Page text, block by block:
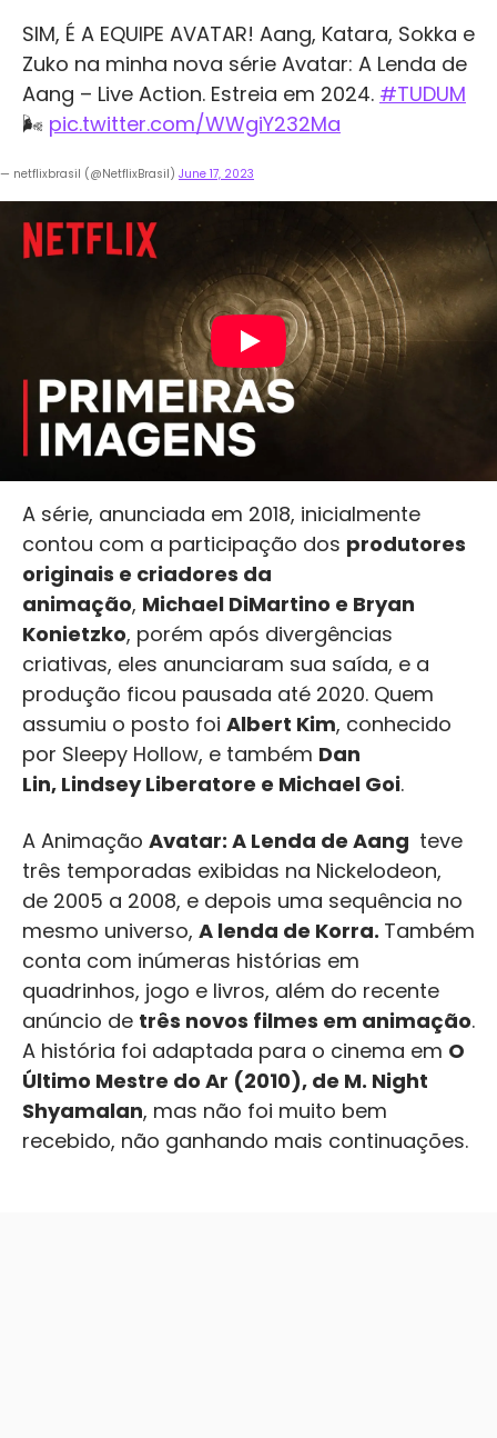
SIM, É A EQUIPE AVATAR! Aang, Katara, Sokka e
Zuko na minha nova série Avatar: A Lenda de
Aang – Live Action. Estreia em 2024. #TUDUM
🌬️ pic.twitter.com/WWgiY232Ma
— netflixbrasil (@NetflixBrasil) June 17, 2023
A série, anunciada em 2018, inicialmente
contou com a participação dos produtores
originais e criadores da
animação, Michael DiMartino e Bryan
Konietzko, porém após divergências
criativas, eles anunciaram sua saída, e a
produção ficou pausada até 2020. Quem
assumiu o posto foi Albert Kim, conhecido
por Sleepy Hollow, e também Dan
Lin, Lindsey Liberatore e Michael Goi.
A Animação Avatar: A Lenda de Aang teve
três temporadas exibidas na Nickelodeon,
de 2005 a 2008, e depois uma sequência no
mesmo universo, A lenda de Korra. Também
conta com inúmeras histórias em
quadrinhos, jogo e livros, além do recente
anúncio de três novos filmes em animação.
A história foi adaptada para o cinema em O
Último Mestre do Ar (2010), de M. Night
Shyamalan, mas não foi muito bem
recebido, não ganhando mais continuações.